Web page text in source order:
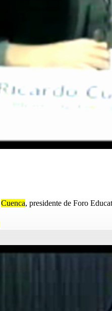
Cuenca, presidente de Foro